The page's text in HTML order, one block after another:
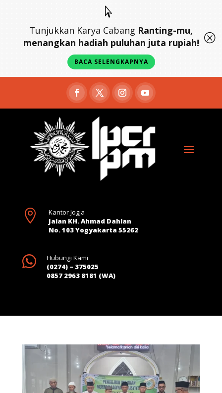

Tunjukkan Karya Cabang Ranting-mu,
menangkan hadiah puluhan juta rupiah!
BACA SELENGKAPNYA
Q

Kantor Jogja
Jalan KH. Ahmad Dahlan
No. 103 Yogyakarta 55262

Hubungi Kami
(0274) – 375025
0857 2963 8181 (WA)